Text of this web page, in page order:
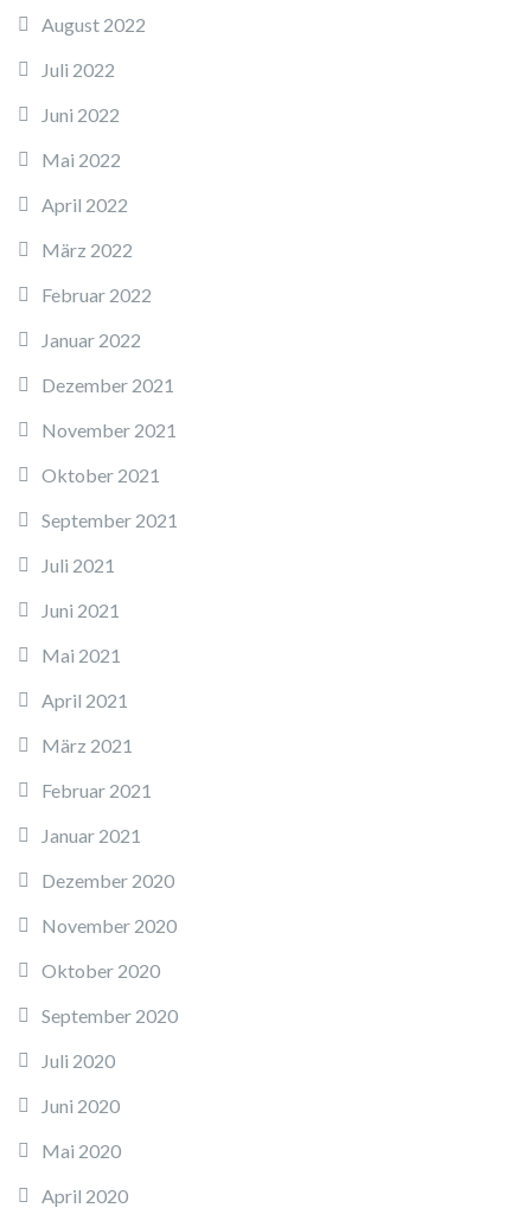
August 2022
Juli 2022
Juni 2022
Mai 2022
April 2022
März 2022
Februar 2022
Januar 2022
Dezember 2021
November 2021
Oktober 2021
September 2021
Juli 2021
Juni 2021
Mai 2021
April 2021
März 2021
Februar 2021
Januar 2021
Dezember 2020
November 2020
Oktober 2020
September 2020
Juli 2020
Juni 2020
Mai 2020
April 2020